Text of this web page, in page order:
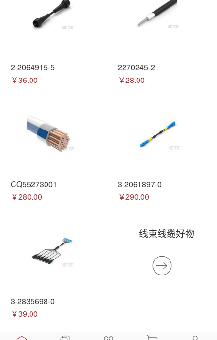
2-2064915-5
￥36.00
2270245-2
￥28.00
CQ55273001
￥280.00
3-2061897-0
￥290.00
3-2835698-0
￥39.00
线束线缆好物